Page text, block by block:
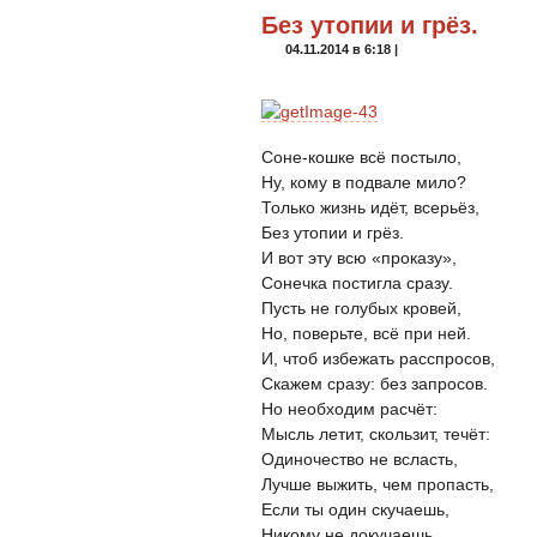
Без утопии и грёз.
04.11.2014 в 6:18 |
Соне-кошке всё постыло,
Ну, кому в подвале мило?
Только жизнь идёт, всерьёз,
Без утопии и грёз.
И вот эту всю «проказу»,
Сонечка постигла сразу.
Пусть не голубых кровей,
Но, поверьте, всё при ней.
И, чтоб избежать расспросов,
Скажем сразу: без запросов.
Но необходим расчёт:
Мысль летит, скользит, течёт:
Одиночество не всласть,
Лучше выжить, чем пропасть,
Если ты один скучаешь,